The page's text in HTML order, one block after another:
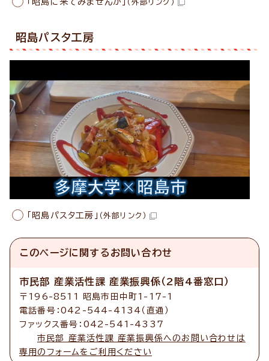
「昭島に来てみませんか」 （外部リンク）
昭島パスタ工房
「昭島パスタ工房」 （外部リンク）
このページに関する お問い合わせ
市民部 産業活性課 産業振興係（2階4番窓口）
〒196-8511 昭島市田中町1-17-1
電話番号：042-544-4134（直通）
ファックス番号：042-541-4337
市民部 産業活性課 産業振興係へのお問い合わせは
専用のフォームをご利用ください